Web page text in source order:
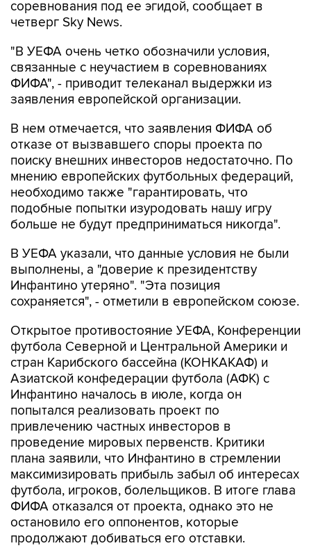
соревнования под ее эгидой, сообщает в
четверг Sky News.
"В УЕФА очень четко обозначили условия,
связанные с неучастием в соревнованиях
ФИФА", - приводит телеканал выдержки из
заявления европейской организации.
В нем отмечается, что заявления ФИФА об
отказе от вызвавшего споры проекта по
поиску внешних инвесторов недостаточно. По
мнению европейских футбольных федераций,
необходимо также "гарантировать, что
подобные попытки изуродовать нашу игру
больше не будут предприниматься никогда".
В УЕФА указали, что данные условия не были
выполнены, а "доверие к президентству
Инфантино утеряно". "Эта позиция
сохраняется", - отметили в европейском союзе.
Открытое противостояние УЕФА, Конференции
футбола Северной и Центральной Америки и
стран Карибского бассейна (КОНКАКАФ) и
Азиатской конфедерации футбола (АФК) с
Инфантино началось в июле, когда он
попытался реализовать проект по
привлечению частных инвесторов в
проведение мировых первенств. Критики
плана заявили, что Инфантино в стремлении
максимизировать прибыль забыл об интересах
футбола, игроков, болельщиков. В итоге глава
ФИФА отказался от проекта, однако это не
остановило его оппонентов, которые
продолжают добиваться его отставки.